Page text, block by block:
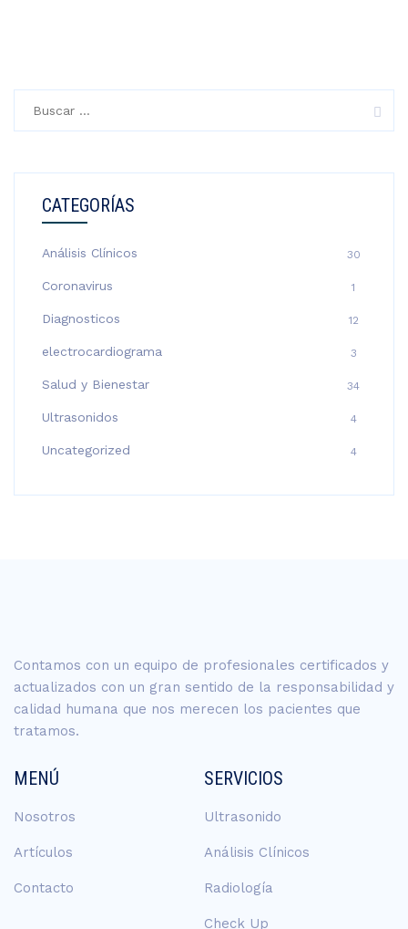
CATEGORÍAS
Análisis Clínicos 30
Coronavirus 1
Diagnosticos 12
electrocardiograma 3
Salud y Bienestar 34
Ultrasonidos 4
Uncategorized 4
Contamos con un equipo de profesionales certificados y
actualizados con un gran sentido de la responsabilidad y
calidad humana que nos merecen los pacientes que
tratamos.
MENÚ
Nosotros
Artículos
Contacto
SERVICIOS
Ultrasonido
Análisis Clínicos
Radiología
Check Up